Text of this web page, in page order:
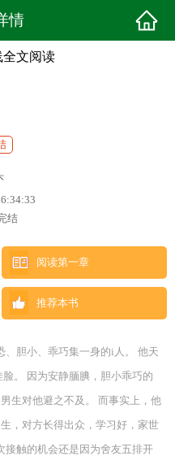
情
全文阅读
结
阅读第一章
推荐本书
、胆小、乖巧集一身的i人。 他天
。 因为安静腼腆，胆小乖巧的
生对他避之不及。 而事实上，他
，对方长得出众，学习好，家世
接触的机会还是因为舍友五排开